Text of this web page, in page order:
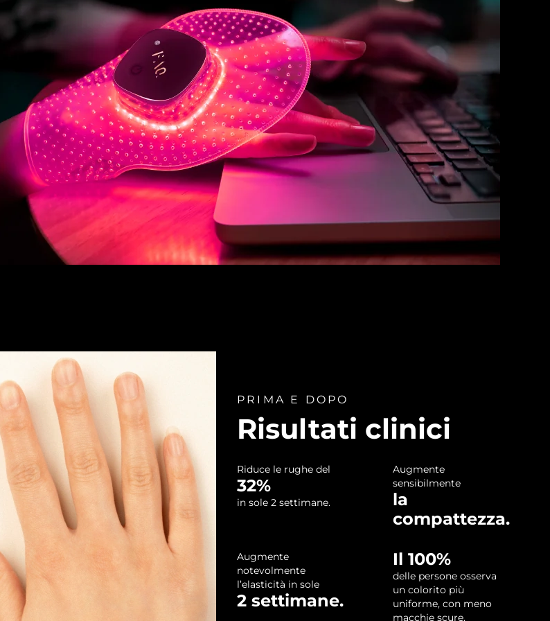
PRIMA E DOPO
Risultati clinici
Riduce le rughe del
32%
in sole 2 settimane.
Augmente
sensibilmente
la
compattezza.
Augmente
notevolmente
l’elasticità in sole
2 settimane.
Il 100%
delle persone osserva
un colorito più
uniforme, con meno
macchie scure.